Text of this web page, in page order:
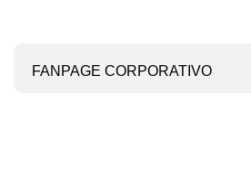
FANPAGE CORPORATIVO